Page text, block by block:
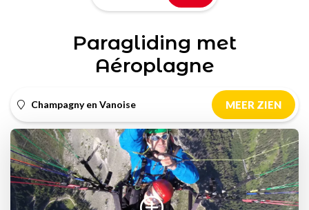
Paragliding met
Aéroplagne
Champagny en Vanoise MEER ZIEN